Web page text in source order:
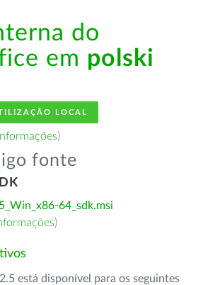
do
em polski
LOCAL
Informações)
fonte
64_sdk.msi
)
está disponível para os seguintes